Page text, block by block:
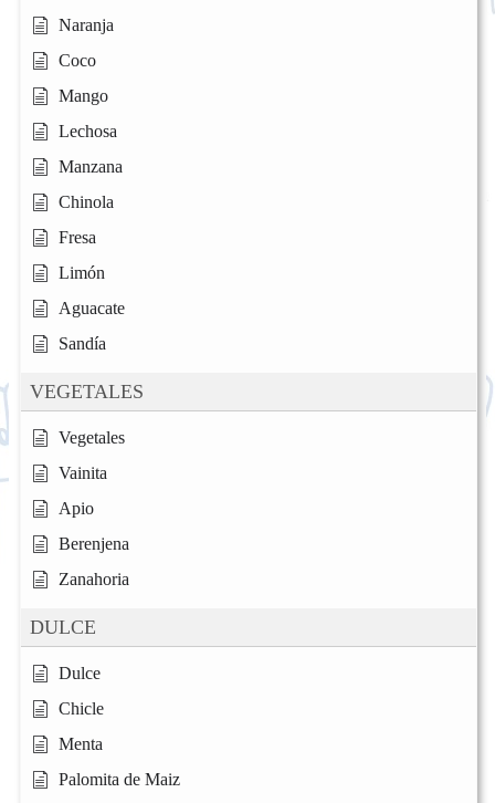
Naranja
Coco
Mango
Lechosa
Manzana
Chinola
Fresa
Limón
Aguacate
Sandía
VEGETALES
Vegetales
Vainita
Apio
Berenjena
Zanahoria
DULCE
Dulce
Chicle
Menta
Palomita de Maiz